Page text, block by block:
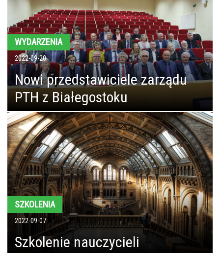
WYDARZENIA
2022-09-20
Nowi przedstawiciele zarządu
PTH z Białegostoku
SZKOLENIA
2022-09-07
Szkolenie nauczycieli